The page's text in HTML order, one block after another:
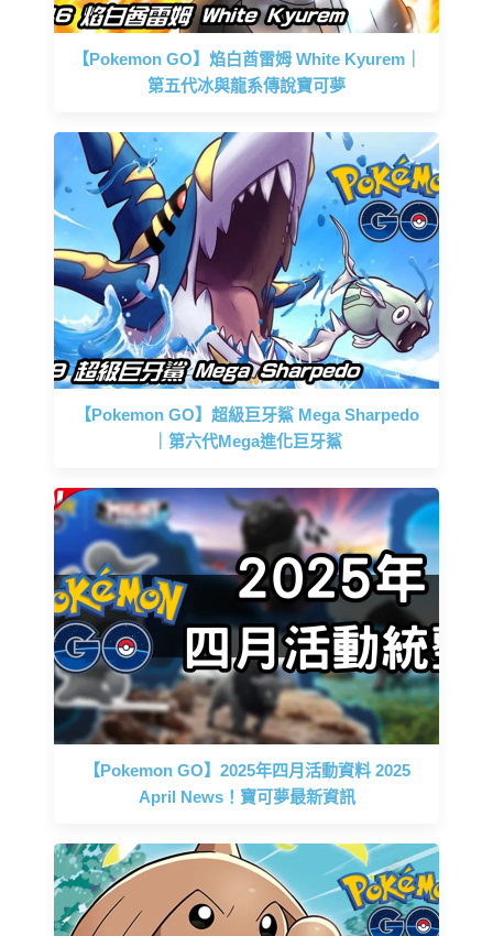
【Pokemon GO】焰白酋雷姆 White Kyurem｜
第五代冰與龍系傳說寶可夢
【Pokemon GO】超級巨牙鯊 Mega Sharpedo
｜第六代Mega進化巨牙鯊
【Pokemon GO】2025年四月活動資料 2025
April News！寶可夢最新資訊